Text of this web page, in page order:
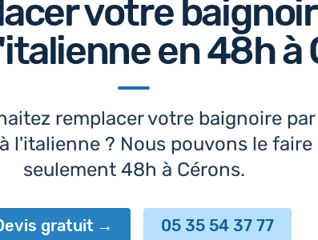
votre
en 48hà
remplacer votre baignoire
l'italienne ? Nous pouvons le faire
seulement 48h à Cérons.
gratuit 05 35 54 37 77